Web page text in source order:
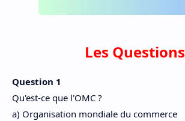
Les Questions
Question 1
Qu'est-ce que l'OMC ?
a) Organisation mondiale du commerce